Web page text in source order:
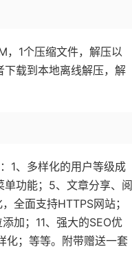
1个压缩文件，解压以
载到本地离线解压，解
1、多样化的用户等级成
功能；5、文章分享、阅
全面支持HTTPS网站；
加；11、强大的SEO优
化；等等。附带赠送一套